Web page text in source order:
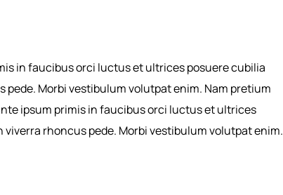
in faucibus orci luctus et ultrices posuere cubilia
pede. Morbi vestibulum volutpat enim. Nam pretium
ipsum primis in faucibus orci luctus et ultrices
rhoncus pede. Morbi vestibulum volutpat enim.